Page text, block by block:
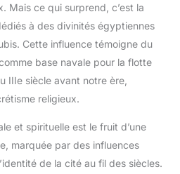
Mais ce qui surprend, c’est la
à des divinités égyptiennes
Cette influence témoigne du
base navale pour la flotte
IIIe siècle avant notre ère,
religieux.
et spirituelle est le fruit d’une
marquée par des influences
de la cité au fil des siècles.